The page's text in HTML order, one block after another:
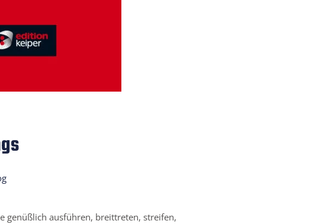
genüßlich ausführen, breittreten, streifen,